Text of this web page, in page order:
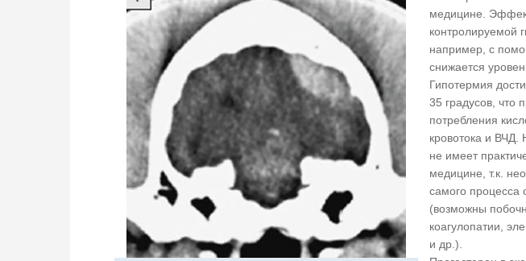
медицине.
контролируемой
например, с
снижается
Гипотермия
35 градусов, что
потребления
кровотока и
не имеет
медицине, т.к.
самого процесса
(возможны
коагулопатии,
и др.).